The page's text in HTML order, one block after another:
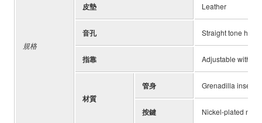
規格
皮墊 Leather
音孔 Straight tone
指靠 Adjustable with
材質
管身 Grenadilla insert
按鍵 Nickel-plated